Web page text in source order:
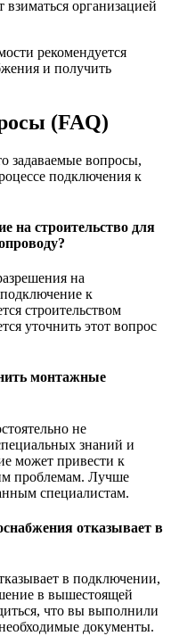
организацией
рекомендуется
и получить
(FAQ)
задаваемые вопросы,
подключения к
на строительство для
на
подключение к
строительством
уточнить этот вопрос
монтажные
не
знаний и
может привести к
проблемам. Лучше
специалистам.
отказывает в
в подключении,
в вышестоящей
что вы выполнили
документы.